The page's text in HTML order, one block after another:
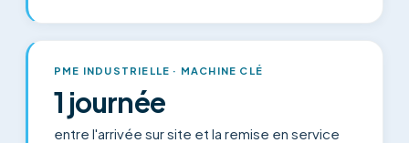
PME INDUSTRIELLE · MACHINE CLÉ
1 journée
entre l'arrivée sur site et la remise en service